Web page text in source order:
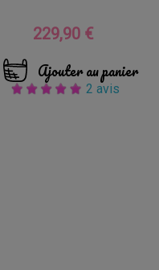
Prix
229,90 €
Ajouter au panier
2 avis